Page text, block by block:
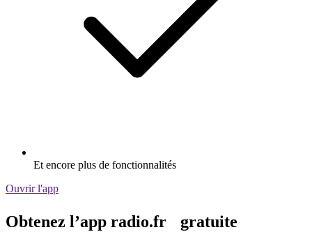
Et encore plus de fonctionnalités
Ouvrir l'app
Obtenez l’app radio.fr gratuite